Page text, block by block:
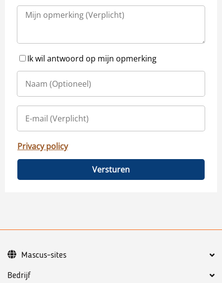
Ik wil antwoord op mijn opmerking
Privacy policy
Versturen
Bedrijf
Mascus-sites